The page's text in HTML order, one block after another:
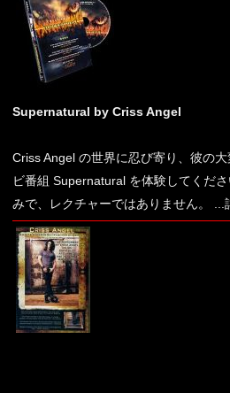
Supernatural by Criss Angel
Criss Angel の世界に忍び寄り、彼の
ビ番組 Supernatural を体験してくだ
みで、レクチャーではありません。
...